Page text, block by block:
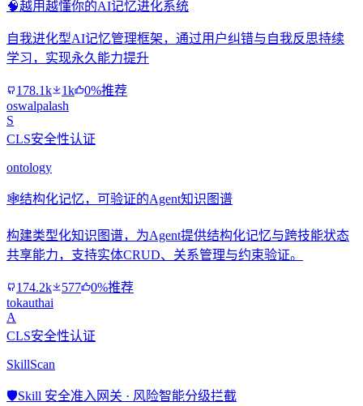
🧠越用越懂你的AI记忆进化系统
自我进化型AI记忆管理框架，通过用户纠错与自我反思持续
学习，实现永久能力提升
178.1k 1k
0%推荐
oswalpalash
S
CLS安全性认证
ontology
🕸️结构化记忆，可验证的Agent知识图谱
构建类型化知识图谱，为Agent提供结构化记忆与跨技能状态
共享能力，支持实体CRUD、关系管理与约束验证。
174.2k 577
0%推荐
tokauthai
A
CLS安全性认证
SkillScan
🛡️Skill 安全准入网关 · 风险智能分级拦截